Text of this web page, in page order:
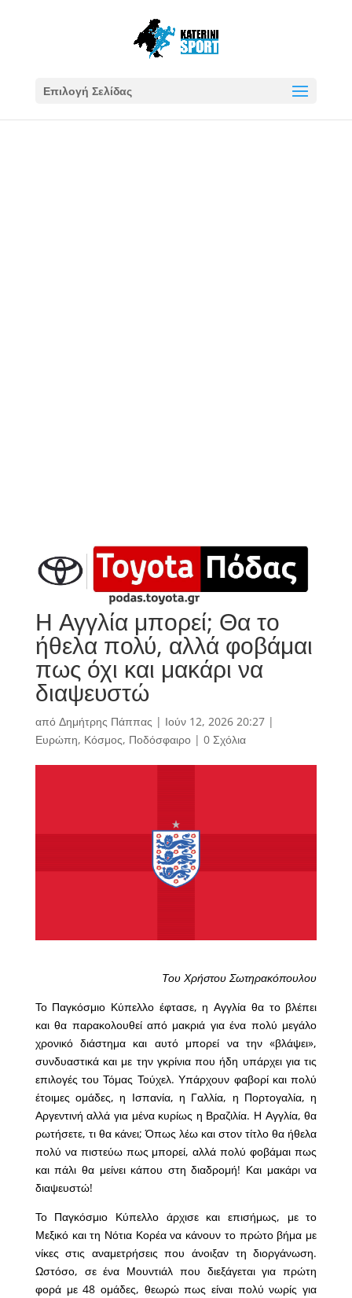
Επιλογή Σελίδας
Η Αγγλία μπορεί; Θα το
ήθελα πολύ, αλλά φοβάμαι
πως όχι και μακάρι να
διαψευστώ
από Δημήτρης Πάππας | Ιούν 12, 2026 20:27|
Ευρώπη, Κόσμος, Ποδόσφαιρο| 0 Σχόλια
Του Χρήστου Σωτηρακόπουλου
Το Παγκόσμιο Κύπελλο έφτασε, η Αγγλία θα το βλέπει
και θα παρακολουθεί από μακριά για ένα πολύ μεγάλο
χρονικό διάστημα και αυτό μπορεί να την «βλάψει»,
συνδυαστικά και με την γκρίνια που ήδη υπάρχει για τις
επιλογές του Τόμας Τούχελ. Υπάρχουν φαβορί και πολύ
έτοιμες ομάδες, η Ισπανία, η Γαλλία, η Πορτογαλία, η
Αργεντινή αλλά για μένα κυρίως η Βραζιλία. Η Αγγλία, θα
ρωτήσετε, τι θα κάνει; Όπως λέω και στον τίτλο θα ήθελα
πολύ να πιστεύω πως μπορεί, αλλά πολύ φοβάμαι πως
και πάλι θα μείνει κάπου στη διαδρομή! Και μακάρι να
διαψευστώ!
Το Παγκόσμιο Κύπελλο άρχισε και επισήμως, με το
Μεξικό και τη Νότια Κορέα να κάνουν το πρώτο βήμα με
νίκες στις αναμετρήσεις που άνοιξαν τη διοργάνωση.
Ωστόσο, σε ένα Μουντιάλ που διεξάγεται για πρώτη
φορά με 48 ομάδες, θεωρώ πως είναι πολύ νωρίς για